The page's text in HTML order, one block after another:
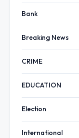
Bank
Breaking News
CRIME
EDUCATION
Election
International